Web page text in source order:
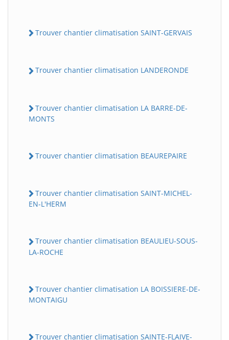
Trouver chantier climatisation SAINT-GERVAIS
Trouver chantier climatisation LANDERONDE
Trouver chantier climatisation LA BARRE-DE-
MONTS
Trouver chantier climatisation BEAUREPAIRE
Trouver chantier climatisation SAINT-MICHEL-
EN-L'HERM
Trouver chantier climatisation BEAULIEU-SOUS-
LA-ROCHE
Trouver chantier climatisation LA BOISSIERE-DE-
MONTAIGU
Trouver chantier climatisation SAINTE-FLAIVE-